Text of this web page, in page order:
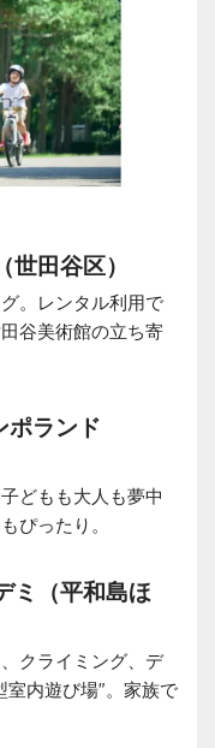
田谷区）
。レンタル利用で
谷美術館の立ち寄
ポランド
どもも大人も夢中
ぴったり。
ミ（平和島ほ
クライミング、デ
室内遊び場”。家族で